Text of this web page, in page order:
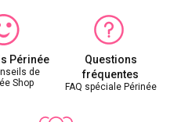
Périnée
de
Shop
Questions
fréquentes
FAQ spéciale Périnée